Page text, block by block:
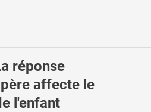
réponse
affecte le
l'enfant